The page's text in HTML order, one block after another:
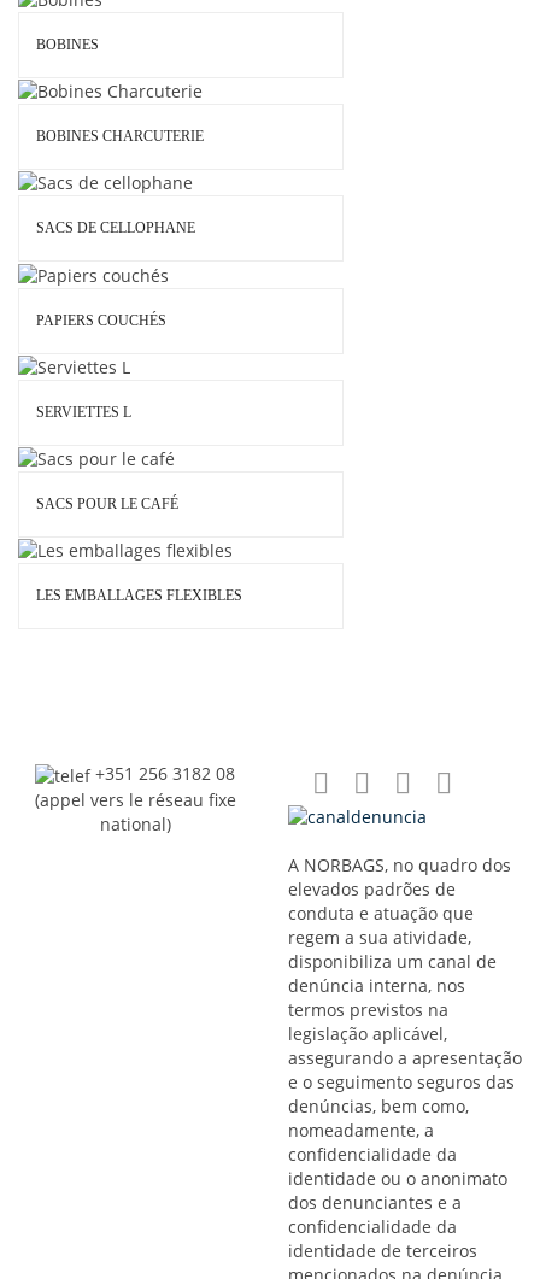
BOBINES
BOBINES CHARCUTERIE
SACS DE CELLOPHANE
PAPIERS COUCHÉS
SERVIETTES L
SACS POUR LE CAFÉ
LES EMBALLAGES FLEXIBLES
+351 256 3182 08
(appel vers le réseau fixe
national)
A NORBAGS, no quadro dos
elevados padrões de
conduta e atuação que
regem a sua atividade,
disponibiliza um canal de
denúncia interna, nos
termos previstos na
legislação aplicável,
assegurando a apresentação
e o seguimento seguros das
denúncias, bem como,
nomeadamente, a
confidencialidade da
identidade ou o anonimato
dos denunciantes e a
confidencialidade da
identidade de terceiros
mencionados na denúncia.